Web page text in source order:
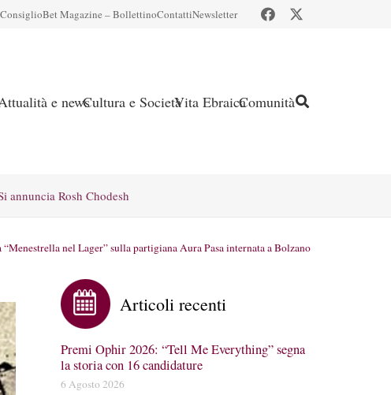
Bet Magazine – BollettinoContattiNewsletter
e newsCultura e SocietàVita EbraicaComunità
annuncia Rosh Chodesh
nel Lager” sulla partigiana Aura Pasa internata a Bolzano
Articoli recenti
Premi Ophir 2026: “Tell Me Everything” segna
la storia con 16 candidature
6 Agosto 2026